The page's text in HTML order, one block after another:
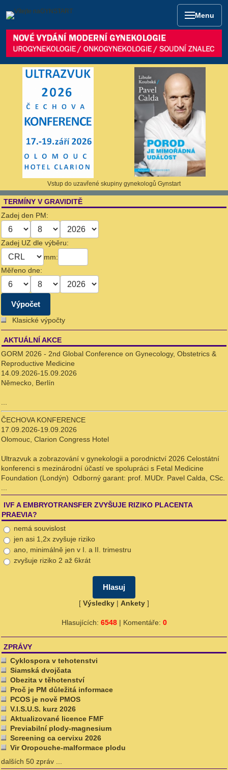
Menu
ZPRÁVY
Cyklospora v tehotenstvi
Siamská dvojčata
Obezita v těhotenství
Proč je PM důležitá informace
PCOS je nově PMOS
V.I.S.U.S. kurz 2026
Aktualizované licence FMF
Previabilní plody-magnesium
Screening ca cervixu 2026
Vir Oropouche-malformace plodu
dalších 50 zpráv ...
AKTUÁLNÍ AKCE
GORM 2026 - 2nd Global Conference on Gynecology, Obstetrics &
Reproductive Medicine
14.09.2026-15.09.2026
Německo, Berlín
ČECHOVA KONFERENCE
17.09.2026-19.09.2026
Olomouc, Clarion Congress Hotel
Ultrazvuk a zobrazování v gynekologii a porodnictví 2026 Celostátní
konferenci s mezinárodní účastí ve spolupráci s Fetal Medicine
Foundation (Londýn) Odborný garant: prof. MUDr. Pavel Calda, CSc.
IVF A EMBRYOTRANSFER ZVYŠUJE RIZIKO PLACENTA
PRAEVIA?
nemá souvislost
jen asi 1,2x zvyšuje riziko
ano, minimálně jen v I. a II. trimestru
zvyšuje riziko 2 až 6krát
[ Výsledky | Ankety ]
Hlasujících: 6548| Komentáře: 0
TERMÍNY V GRAVIDITĚ
Zadej den PM:
Zadej UZ dle výběru:
mm:
Měřeno dne:
Klasické výpočty
Vstup do uzavřené skupiny gynekologů Gynstart